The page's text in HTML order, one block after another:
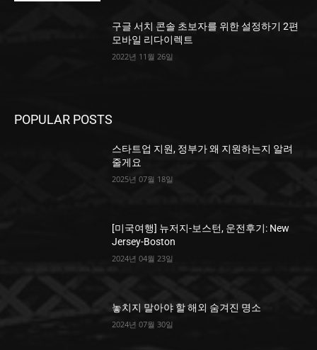
구글 서치 콘솔 초보자를 위한 설정하기 2편
모바일 리다이렉트
2022년 11월 26일
POPULAR POSTS
스타트업 지원, 정부가 왜 지원하는지 알려
줄게요
2025년 07월 18일
[미국여행] 뉴저지-보스턴, 운전후기: New
Jersey-Boston
2024년 04월 23일
놓치지 말아야 할 해외 숨겨진 명소
2024년 07월 30일